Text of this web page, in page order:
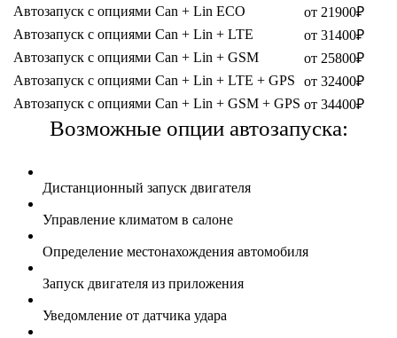
Автозапуск с опциями Can + Lin ECO
от 21900₽
Автозапуск с опциями Can + Lin + LTE
от 31400₽
Автозапуск с опциями Can + Lin + GSM
от 25800₽
Автозапуск с опциями Can + Lin + LTE + GPS
от 32400₽
Автозапуск с опциями Can + Lin + GSM + GPS от 34400₽
Возможные опции автозапуска:
Дистанционный запуск двигателя
Управление климатом в салоне
Определение местонахождения автомобиля
Запуск двигателя из приложения
Уведомление от датчика удара